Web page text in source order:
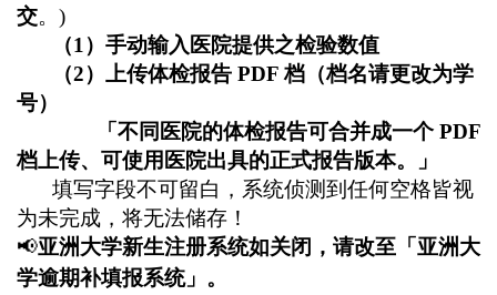
交。)
（1）手动输入医院提供之检验数值
（2）上传体检报告 PDF 档（档名请更改为学
号）
「不同医院的体检报告可合并成一个 PDF
档上传、可使用医院出具的正式报告版本。」
填写字段不可留白，系统侦测到任何空格皆视
为未完成，将无法储存！
📢亚洲大学新生注册系统如关闭，请改至「亚洲大
学逾期补填报系统」。